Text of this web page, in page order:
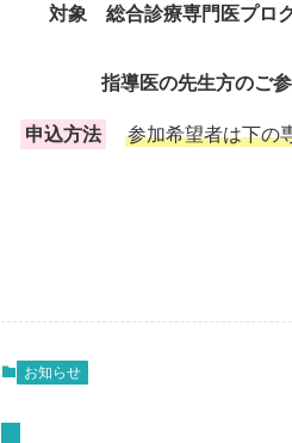
対象 総合診療専門医プロ
指導医の先生方のご
申込方法 参加希望者は下の
お知らせ